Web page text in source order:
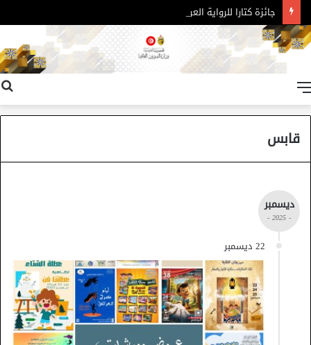
جائزة كتارا للرواية العربية – الدورة 11
قابس
ديسمبر
- 2025 -
22 ديسمبر